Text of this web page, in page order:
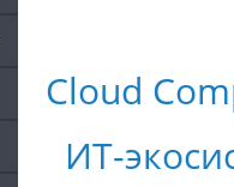
Cloud
ИТ-